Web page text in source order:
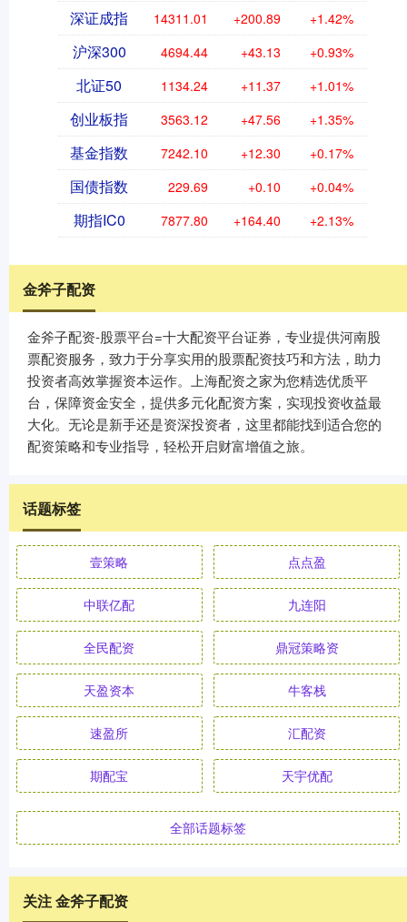
深证成指 14311.01 +200.89 +1.42%
沪深300 4694.44 +43.13 +0.93%
北证50 1134.24 +11.37 +1.01%
创业板指 3563.12 +47.56 +1.35%
基金指数 7242.10 +12.30 +0.17%
国债指数 229.69 +0.10 +0.04%
期指IC0 7877.80 +164.40 +2.13%
金斧子配资
金斧子配资-股票平台=十大配资平台证券，专业提供河南股
票配资服务，致力于分享实用的股票配资技巧和方法，助力
投资者高效掌握资本运作。上海配资之家为您精选优质平
台，保障资金安全，提供多元化配资方案，实现投资收益最
大化。无论是新手还是资深投资者，这里都能找到适合您的
配资策略和专业指导，轻松开启财富增值之旅。
话题标签
壹策略 点点盈
中联亿配 九连阳
全民配资 鼎冠策略资
天盈资本 牛客栈
速盈所 汇配资
期配宝 天宇优配
全部话题标签
关注 金斧子配资